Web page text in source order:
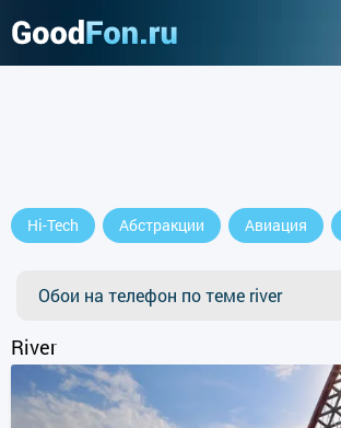
Hi-Tech Абстракции Авиация
Обои на телефон по теме river
River